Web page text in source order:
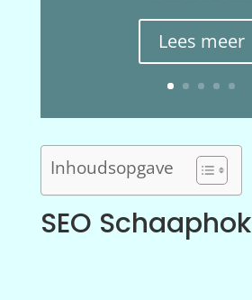
Lees meer
Inhoudsopgave
SEO Schaaphok